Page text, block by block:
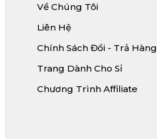
Về Chúng Tôi
Liên Hệ
Chính Sách Đổi - Trả Hàng
Trang Dành Cho Sỉ
Chương Trình Affiliate